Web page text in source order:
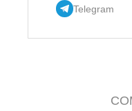
Telegram